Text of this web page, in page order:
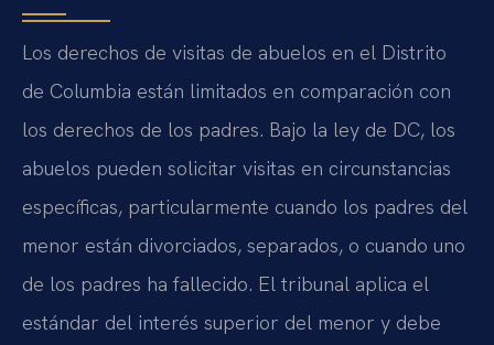
Los derechos de visitas de abuelos en el Distrito
de Columbia están limitados en comparación con
los derechos de los padres. Bajo la ley de DC, los
abuelos pueden solicitar visitas en circunstancias
específicas, particularmente cuando los padres del
menor están divorciados, separados, o cuando uno
de los padres ha fallecido. El tribunal aplica el
estándar del interés superior del menor y debe